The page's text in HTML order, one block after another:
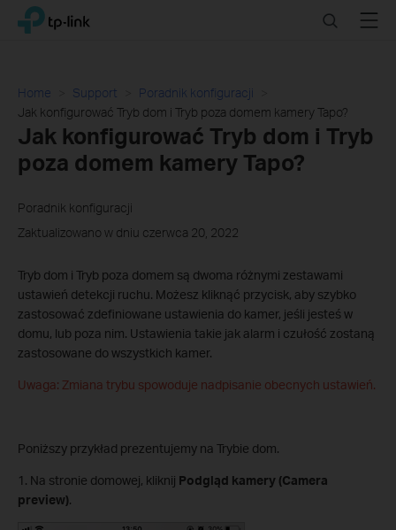
Click
navigation
TP-Link, Reliably Smart SearchMenu
Home Support
Poradnik konfiguracji
Jak konfigurować Tryb dom i Tryb poza domem kamery Tapo?
Jak konfigurować Tryb dom i Tryb
poza domem kamery Tapo?
Poradnik konfiguracji
Zaktualizowano w dniu czerwca 20, 2022
Tryb dom i Tryb poza domem są dwoma różnymi zestawami
ustawień detekcji ruchu. Możesz kliknąć przycisk, aby szybko
zastosować zdefiniowane ustawienia do kamer, jeśli jesteś w
domu, lub poza nim. Ustawienia takie jak alarm i czułość zostaną
zastosowane do wszystkich kamer.
Uwaga: Zmiana trybu spowoduje nadpisanie obecnych ustawień.
Poniższy przykład prezentujemy na Trybie dom.
1. Na stronie domowej, kliknij Podgląd kamery (Camera
preview).